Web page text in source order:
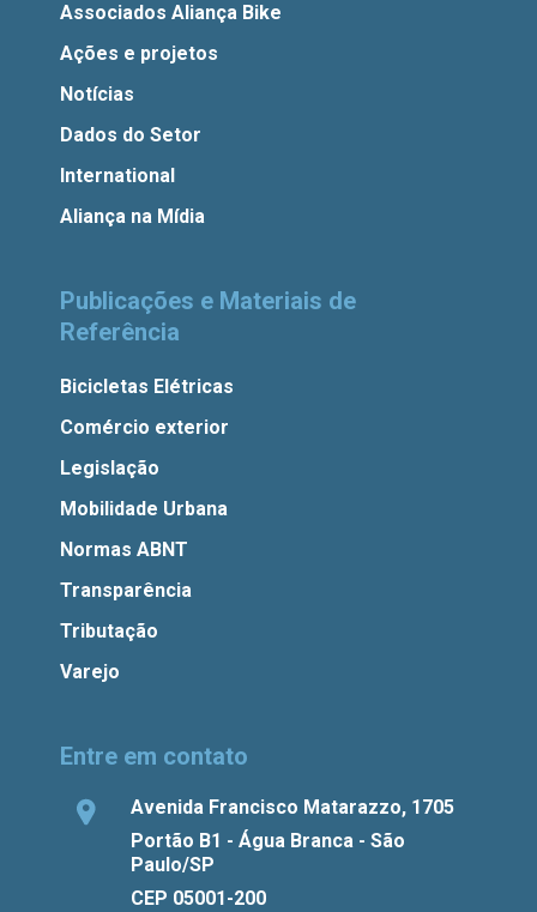
Associados Aliança Bike
Ações e projetos
Notícias
Dados do Setor
International
Aliança na Mídia
Publicações e Materiais de
Referência
Bicicletas Elétricas
Comércio exterior
Legislação
Mobilidade Urbana
Normas ABNT
Transparência
Tributação
Varejo
Entre em contato
Avenida Francisco Matarazzo, 1705
Portão B1 - Água Branca - São
Paulo/SP
CEP 05001-200